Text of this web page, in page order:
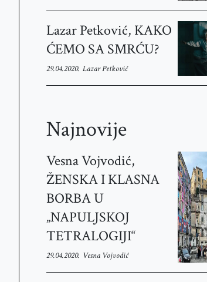
Lazar Petković, KAKO
ĆEMO SA SMRĆU?
29.04.2020. Lazar Petković
Najnovije
Vesna Vojvodić,
ŽENSKA I KLASNA
BORBA U
„NAPULJSKOJ
TETRALOGIJI“
29.04.2020. Vesna Vojvodić